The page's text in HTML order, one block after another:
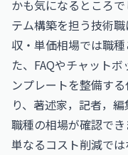
かも気になるところ
テム構築を担う技術職
収・単価相場では職
た、FAQやチャット
ンプレートを整備す
り、 著述家，記者，
職種の相場が確認でき
単なるコスト削減で